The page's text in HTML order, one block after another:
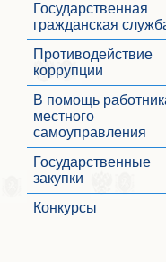
Государственная
гражданская
Противодействие
коррупции
В помощь
местного
самоуправления
Государственные
закупки
Конкурсы